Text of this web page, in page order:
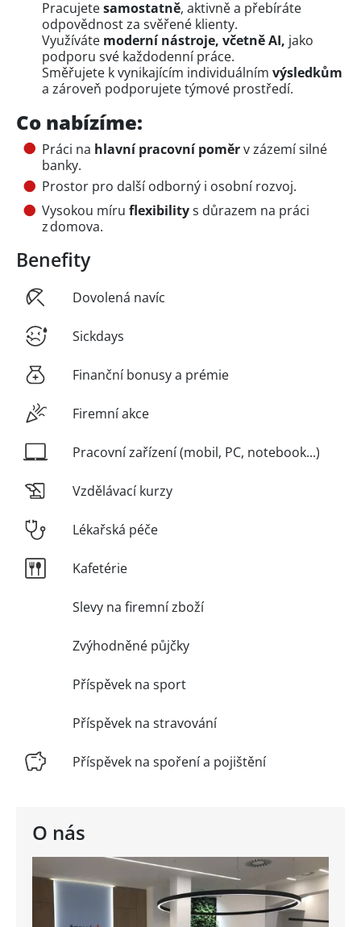
O nás
Pracujetesamostatně, aktivně a přebíráte
odpovědnost za svěřené klienty.
Využíváte moderní nástroje, včetně AI, jako
podporu své každodenní práce.
Směřujete k vynikajícím individuálním výsledkům
a zároveň podporujete týmové prostředí.
Co nabízíme:
Práci na hlavní pracovní poměrv zázemí silné
banky.
Prostor pro další odborný i osobní rozvoj.
Vysokou míru flexibilitys důrazem na práci
z domova.
Benefity
Dovolená navíc
Sickdays
Finanční bonusy a prémie
Firemní akce
Pracovní zařízení (mobil, PC, notebook...)
Vzdělávací kurzy
Lékařská péče
Kafetérie
Slevy na firemní zboží
Zvýhodněné půjčky
Příspěvek na sport
Příspěvek na stravování
Příspěvek na spoření a pojištění